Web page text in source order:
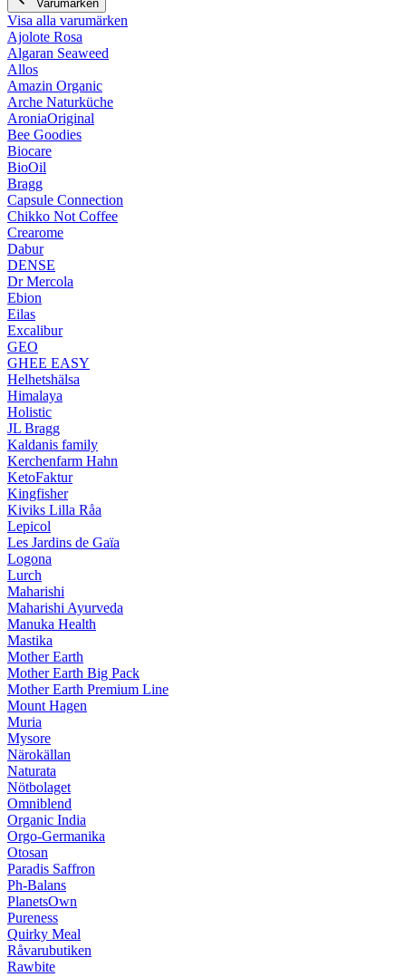
Varumärken
Visa alla varumärken
Ajolote Rosa
Algaran Seaweed
Allos
Amazin Organic
Arche Naturküche
AroniaOriginal
Bee Goodies
Biocare
BioOil
Bragg
Capsule Connection
Chikko Not Coffee
Crearome
Dabur
DENSE
Dr Mercola
Ebion
Eilas
Excalibur
GEO
GHEE EASY
Helhetshälsa
Himalaya
Holistic
JL Bragg
Kaldanis family
Kerchenfarm Hahn
KetoFaktur
Kingfisher
Kiviks Lilla Råa
Lepicol
Les Jardins de Gaïa
Logona
Lurch
Maharishi
Maharishi Ayurveda
Manuka Health
Mastika
Mother Earth
Mother Earth Big Pack
Mother Earth Premium Line
Mount Hagen
Muria
Mysore
Närokällan
Naturata
Nötbolaget
Omniblend
Organic India
Orgo-Germanika
Otosan
Paradis Saffron
Ph-Balans
PlanetsOwn
Pureness
Quirky Meal
Råvarubutiken
Rawbite